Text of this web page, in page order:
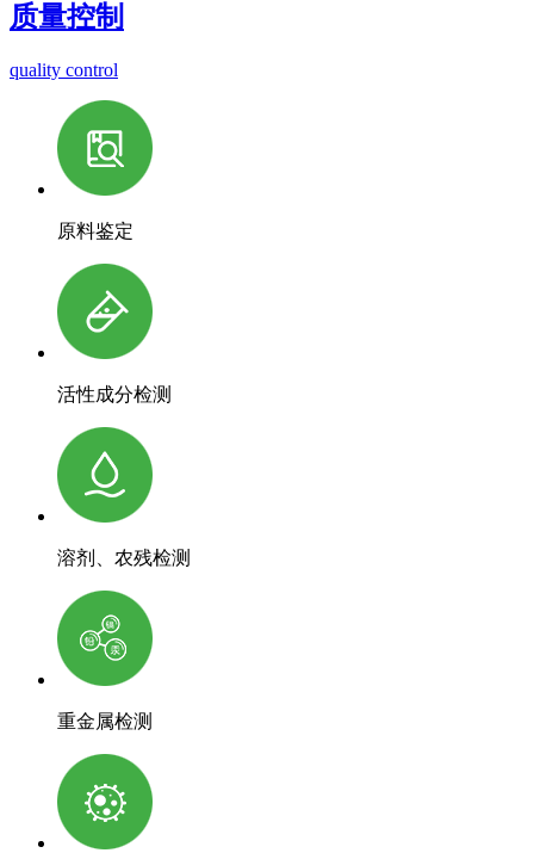
质量控制
quality control
原料鉴定
活性成分检测
溶剂、农残检测
重金属检测